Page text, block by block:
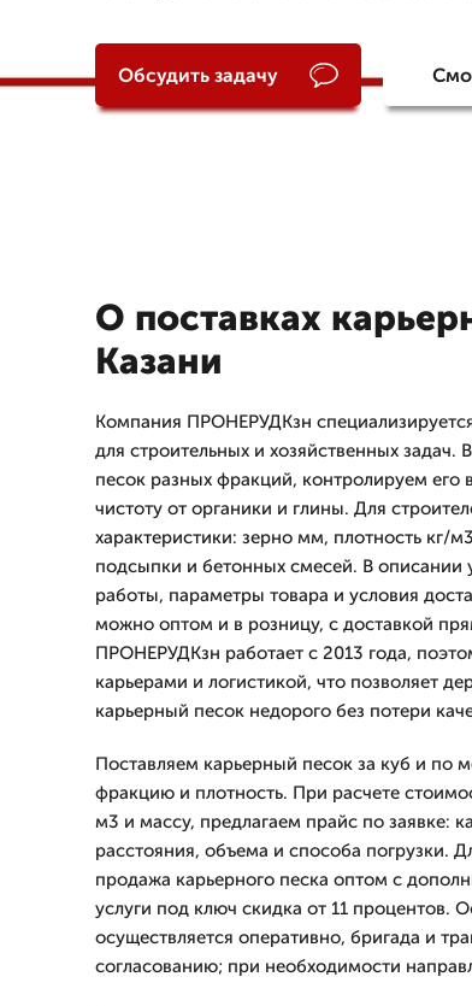
Обсудить задачу
О поставках
Казани
Компания ПРОНЕРУДКзн
для строительных и хозяйственных
песок разных фракций, контролируем его
чистоту от органики и глины. Для
характеристики: зерно мм, плотность кг/
подсыпки и бетонных смесей. В описании
работы, параметры товара и условия
можно оптом и в розницу, с доставкой
ПРОНЕРУДКзн работает с 2013 года,
карьерами и логистикой, что позволяет
карьерный песок недорого без потери
Поставляем карьерный песок за куб и по
фракцию и плотность. При расчете
м3 и массу, предлагаем прайс по заявке:
расстояния, объема и способа погрузки.
продажа карьерного песка оптом с
услуги под ключ скидка от 11 процентов.
осуществляется оперативно, бригада и
согласованию; при необходимости